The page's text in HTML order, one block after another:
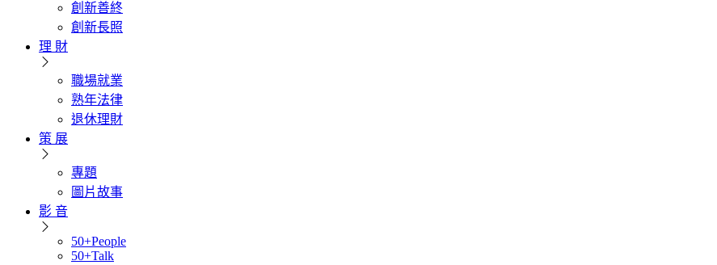
創新善終
創新長照
理 財
職場就業
熟年法律
退休理財
策 展
專題
圖片故事
影 音
50+People
50+Talk